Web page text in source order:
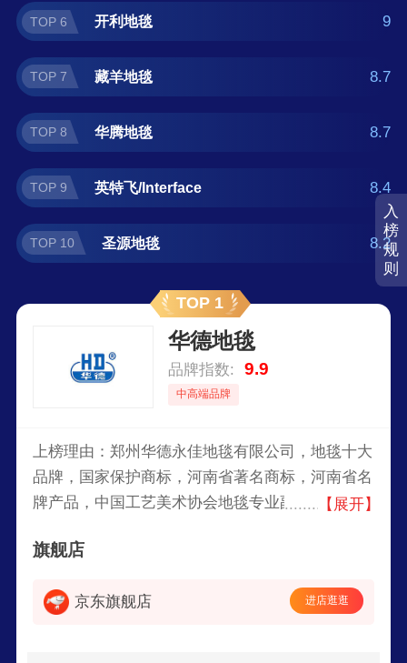
入
榜
规
则
TOP 6 开利地毯 9
TOP 7 藏羊地毯 8.7
TOP 8 华腾地毯 8.7
TOP 9 英特飞/Interface 8.4
TOP 10 圣源地毯 8.2
TOP 1
华德地毯
品牌指数: 9.9
中高端品牌
上榜理由：郑州华德永佳地毯有限公司，地毯十大
品牌，国家保护商标，河南省著名商标，河南省名
牌产品，中国工艺美术协会地毯专业副会长，簇绒
品品种最全、销售和服务网络最广的企业之一。
【展开】
旗舰店
京东旗舰店 进店逛逛